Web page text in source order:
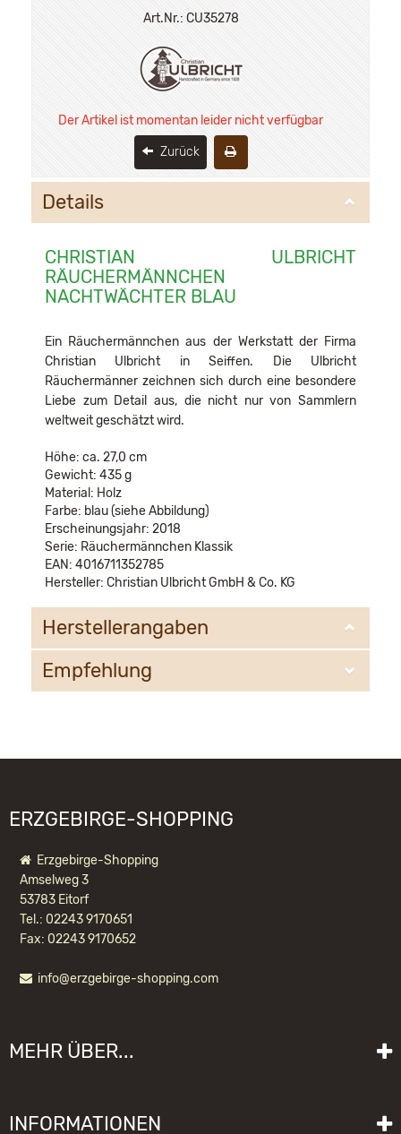
Art.Nr.: CU35278
Der Artikel ist momentan leider nicht verfügbar
Zurück
Details
CHRISTIAN ULBRICHT
RÄUCHERMÄNNCHEN
NACHTWÄCHTER BLAU
Ein Räuchermännchen aus der Werkstatt der Firma
Christian Ulbricht in Seiffen. Die Ulbricht
Räuchermänner zeichnen sich durch eine besondere
Liebe zum Detail aus, die nicht nur von Sammlern
weltweit geschätzt wird.
Höhe: ca. 27,0 cm
Gewicht: 435 g
Material: Holz
Farbe: blau (siehe Abbildung)
Erscheinungsjahr: 2018
Serie: Räuchermännchen Klassik
EAN: 4016711352785
Hersteller: Christian Ulbricht GmbH & Co. KG
Herstellerangaben
Christian Ulbricht GmbH & Co. KG
Empfehlung
ERZGEBIRGE-SHOPPING
Erzgebirge-Shopping
Amselweg 3
53783 Eitorf
Tel.: 02243 9170651
Fax: 02243 9170652
info@erzgebirge-shopping.com
MEHR ÜBER...
Lieferzeit
INFORMATIONEN